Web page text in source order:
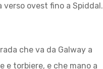
ovest fino a Spiddal.
che va da Galway a
e torbiere, e che mano a